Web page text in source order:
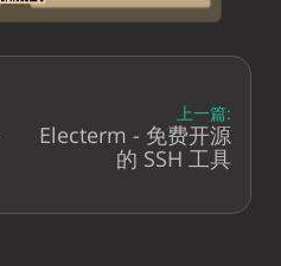
上一篇:
Electerm - 免费开源
的 SSH 工具